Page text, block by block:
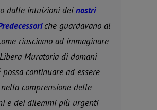
dalle intuizioni deinostri
che guardavano al
riusciamo ad immaginare
Muratoria di domani
continuare ad essere
comprensione delle
e dei dilemmi più urgenti